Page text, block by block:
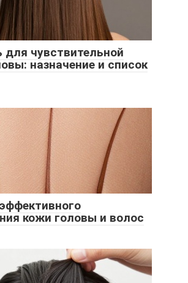
чувствительной
назначение и список
кожи головы и волос